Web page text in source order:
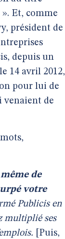
Et, comme
président de
depuis un
14 avril 2012,
pour lui de
venaient de
de
votre
Publicis en
multiplié ses
[Puis,